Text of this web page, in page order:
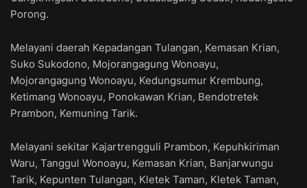
Porong.
Melayani daerah Kepadangan Tulangan, Kemasan Krian,
Suko Sukodono, Mojorangagung Wonoayu,
Mojorangagung Wonoayu, Kedungsumur Krembung,
Ketimang Wonoayu, Ponokawan Krian, Bendotretek
Prambon, Kemuning Tarik.
Melayani sekitar Kajartrengguli Prambon, Kepuhkiriman
Waru, Tanggul Wonoayu, Kemasan Krian, Banjarwungu
Tarik, Kepunten Tulangan, Kletek Taman, Kletek Taman,